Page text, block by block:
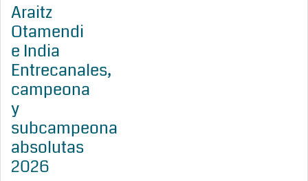
Araitz
Otamendi
e India
Entrecanales,
campeona
y
subcampeona
absolutas
2026